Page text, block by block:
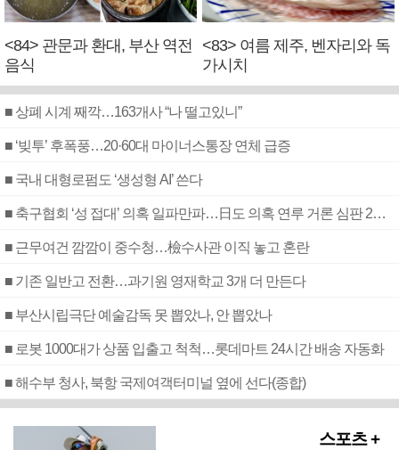
<84> 관문과 환대, 부산 역전
음식
<83> 여름 제주, 벤자리와 독
가시치
■ 상폐 시계 째깍…163개사 “나 떨고있니”
■ ‘빚투’ 후폭풍…20·60대 마이너스통장 연체 급증
■ 국내 대형로펌도 ‘생성형 AI’ 쓴다
■ 축구협회 ‘성 접대’ 의혹 일파만파…日도 의혹 연루 거론 심판 2명 조사
■ 근무여건 깜깜이 중수청…檢수사관 이직 놓고 혼란
■ 기존 일반고 전환…과기원 영재학교 3개 더 만든다
■ 부산시립극단 예술감독 못 뽑았나, 안 뽑았나
■ 로봇 1000대가 상품 입출고 척척…롯데마트 24시간 배송 자동화
■ 해수부 청사, 북항 국제여객터미널 옆에 선다(종합)
스포츠 +